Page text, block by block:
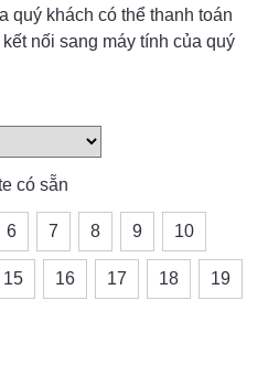
quý khách có thể thanh toán
nối sang máy tính của quý
có sẵn
6 7 8 9 10
15 16 17 18 19